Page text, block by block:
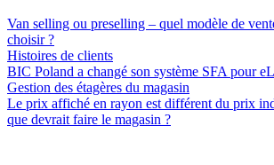
Van selling ou preselling – quel modèle de
choisir ?
Histoires de clients
BIC Poland a changé son système SFA pour
Gestion des étagères du magasin
Le prix affiché en rayon est différent du prix
que devrait faire le magasin ?